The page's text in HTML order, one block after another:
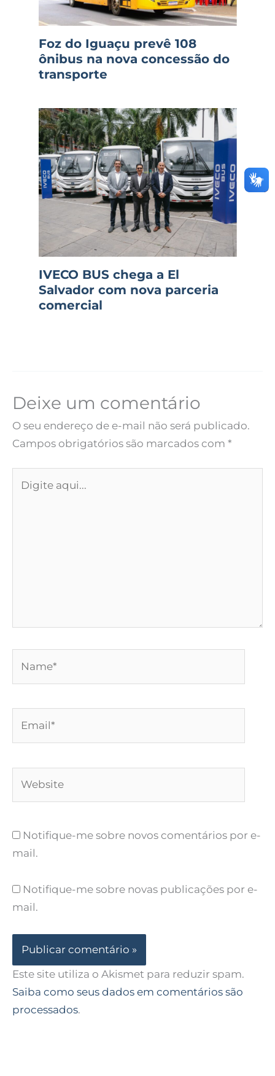
Foz do Iguaçu prevê 108
ônibus na nova concessão do
transporte
IVECO BUS chega a El
Salvador com nova parceria
comercial
Deixe um comentário
O seu endereço de e-mail não será publicado.
Campos obrigatórios são marcados com *
aqui...
Notifique-me sobre novos comentários por e-
mail.
Notifique-me sobre novas publicações por e-
mail.
Este site utiliza o Akismet para reduzir spam.
Saiba como seus dados em comentários são
processados.